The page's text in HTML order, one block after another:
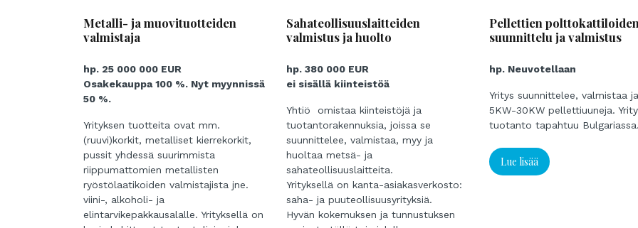
Metalli- ja muovituotteiden
valmistaja
hp. 25 000 000 EUR
Osakekauppa 100 %. Nyt myynnissä
50 %.
Yrityksen tuotteita ovat mm.
(ruuvi)korkit, metalliset kierrekorkit,
pussit yhdessä suurimmista
riippumattomien metallisten
ryöstölaatikoiden valmistajista jne.
viini-, alkoholi- ja
elintarvikepakkausalalle. Yrityksellä on
Sahateollisuuslaitteiden
valmistus ja huolto
hp. 380 000 EUR
ei sisällä kiinteistöä
Yhtiö omistaa kiinteistöjä ja
tuotantorakennuksia, joissa se
suunnittelee, valmistaa, myy ja
huoltaa metsä- ja
sahateollisuuslaitteita.
Yrityksellä on kanta-asiakasverkosto:
saha- ja puuteollisuusyrityksiä.
Hyvän kokemuksen ja tunnustuksen
Pellettien polttokattiloiden
suunnittelu ja valmistus
hp. Neuvotellaan
Yritys suunnittelee, valmistaa
5KW-30KW pellettiuuneja.
tuotanto tapahtuu Bulgariassa.
Lue lisää